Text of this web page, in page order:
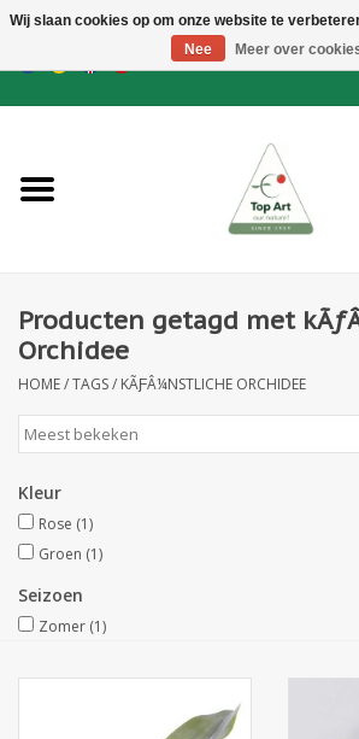
EUR/GBP/CHF
NIEUW
Binderij
Kunstbloemen
Kunstplanten
Blad - en Bessentakken
Kunstfruit
Producten getagd met
Orchidee
HOME/TAGS/ KÃƑÂ¼NSTLICHE ORCHIDEE
Kleur
Rose (1)
Groen (1)
Seizoen
Zomer (1)
Wij slaan cookies op om onze website te
Nee
Meer over